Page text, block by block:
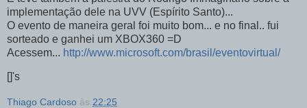
implementação dele na UVV (Espírito Santo)...
O evento de maneira geral foi muito bom... e no final.. fui
sorteado e ganhei um XBOX360 =D
Acessem... http://www.microsoft.com/brasil/eventovirtual/
[]'s
Thiago Cardoso às 22:25